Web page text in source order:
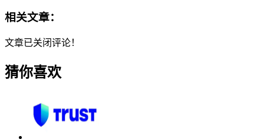
相关文章：
文章已关闭评论！
猜你喜欢